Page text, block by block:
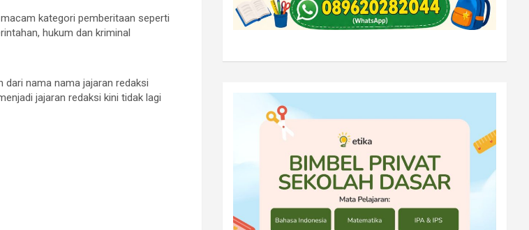
kategori pemberitaan seperti
hukum dan kriminal
nama nama jajaran redaksi
jajaran redaksi kini tidak lagi